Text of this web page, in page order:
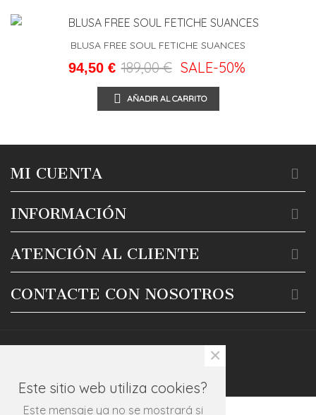
BLUSA FREE SOUL FETICHE SUANCES
94,50 € 189,00 € SALE-50%
AÑADIR AL CARRITO
MI CUENTA
INFORMACIÓN
ATENCIÓN AL CLIENTE
CONTACTE CON NOSOTROS
Este sitio web utiliza cookies?
Este mensaje ya no se mostrará si
×